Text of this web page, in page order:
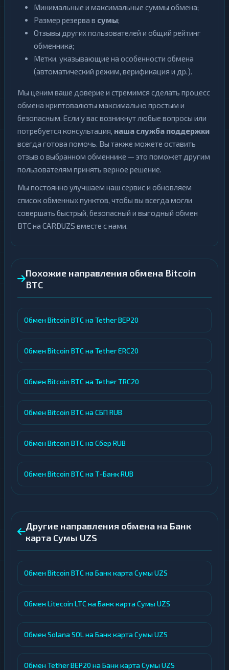
Минимальные и максимальные суммы обмена;
Размер резерва в сумы;
Отзывы других пользователей и общий рейтинг
обменника;
Метки, указывающие на особенности обмена
(автоматический режим, верификация и др.).
Мы ценим ваше доверие и стремимся сделать процесс
обмена криптовалюты максимально простым и
безопасным. Если у вас возникнут любые вопросы или
потребуется консультация, наша служба поддержки
всегда готова помочь. Вы также можете оставить
отзыв о выбранном обменнике — это поможет другим
пользователям принять верное решение.
Мы постоянно улучшаем наш сервис и обновляем
список обменных пунктов, чтобы вы всегда могли
совершать быстрый, безопасный и выгодный обмен
BTC на CARDUZS вместе с нами.
Похожие направления обмена Bitcoin
BTC
Обмен Bitcoin BTC на Tether BEP20
Обмен Bitcoin BTC на Tether ERC20
Обмен Bitcoin BTC на Tether TRC20
Обмен Bitcoin BTC на СБП RUB
Обмен Bitcoin BTC на Сбер RUB
Обмен Bitcoin BTC на Т-Банк RUB
Другие направления обмена на Банк
карта Сумы UZS
Обмен Bitcoin BTC на Банк карта Сумы UZS
Обмен Litecoin LTC на Банк карта Сумы UZS
Обмен Solana SOL на Банк карта Сумы UZS
Обмен Tether BEP20 на Банк карта Сумы UZS